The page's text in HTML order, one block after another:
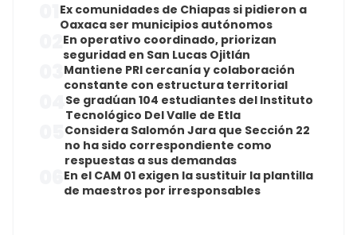
Ex comunidades de Chiapas si pidieron a
Oaxaca ser municipios autónomos
En operativo coordinado, priorizan
seguridad en San Lucas Ojitlán
Mantiene PRI cercanía y colaboración
constante con estructura territorial
Se gradúan 104 estudiantes del Instituto
Tecnológico Del Valle de Etla
Considera Salomón Jara que Sección 22
no ha sido correspondiente como
respuestas a sus demandas
En el CAM 01 exigen la sustituir la plantilla
de maestros por irresponsables